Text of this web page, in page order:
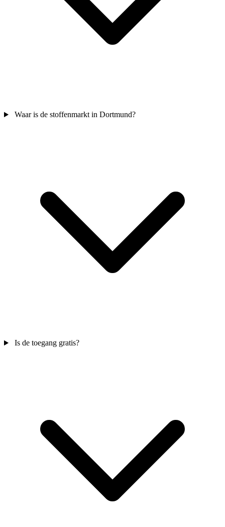
Waar is de stoffenmarkt in Dortmund?
Is de toegang gratis?